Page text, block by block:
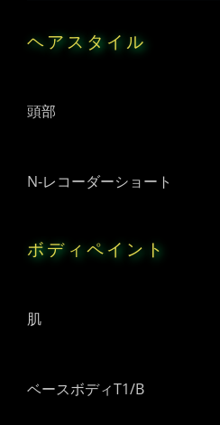
ヘアスタイル
頭部
N-レコーダーショート
ボディペイント
肌
ベースボディT1/B